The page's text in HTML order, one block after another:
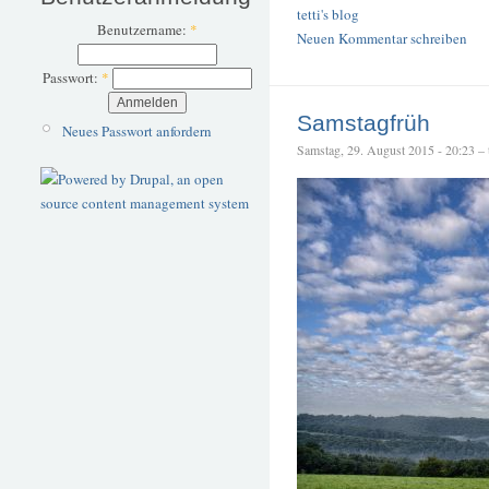
Benutzername: *
Passwort: *
Neues Passwort anfordern
tetti's blog
Neuen Kommentar schreiben
Samstagfrüh
Samstag, 29. August 2015 - 20:23 –